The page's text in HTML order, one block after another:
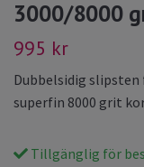
3000/8000
995 kr
Dubbelsidig
superfin 8000 grit
Tillgänglig för